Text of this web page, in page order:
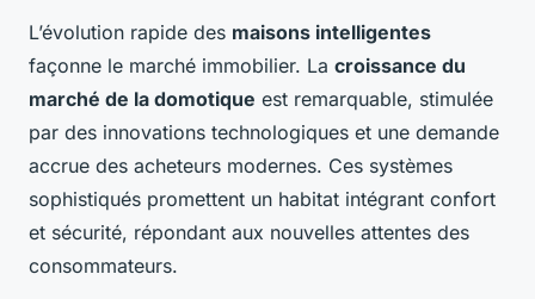
L’évolution rapide des maisons intelligentes
façonne le marché immobilier. La croissance du
marché de la domotique est remarquable, stimulée
par des innovations technologiques et une demande
accrue des acheteurs modernes. Ces systèmes
sophistiqués promettent un habitat intégrant confort
et sécurité, répondant aux nouvelles attentes des
consommateurs.